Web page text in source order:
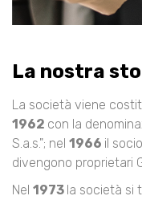
La nostra
La società viene
1962 con la
S.a.s."; nel 1966 il
diven­gono proprietari
Nel 1973 la società si